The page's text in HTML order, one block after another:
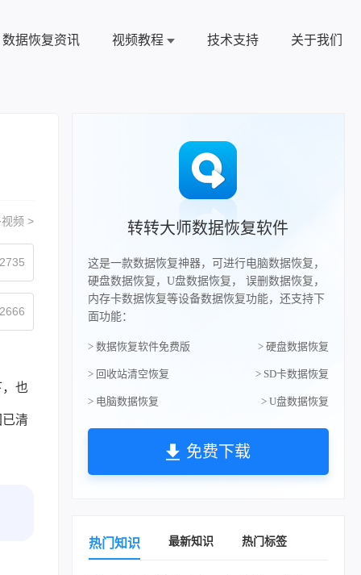
数据恢复资讯 视频教程 技术支持 关于我们
频 >
也
清
转转大师数据恢复软件
这是一款数据恢复神器，可进行电脑数据恢复，
硬盘数据恢复，U盘数据恢复， 误删数据恢复，
内存卡数据恢复等设备数据恢复功能，还支持下
面功能：
> 数据恢复软件免费版 > 硬盘数据恢复
> 回收站清空恢复 > SD卡数据恢复
> 电脑数据恢复 > U盘数据恢复
免费下载
热门知识 最新知识 热门标签